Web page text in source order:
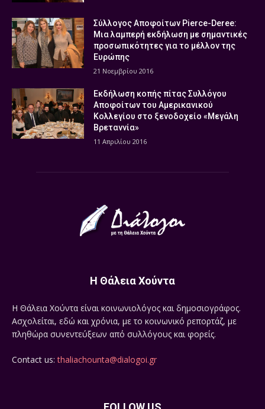
Σύλλογος Αποφοίτων Pierce-Deree:
Μια λαμπερή εκδήλωση με σημαντικές
προσωπικότητες για το μέλλον της
Ευρώπης
21 Νοεμβρίου 2016
Εκδήλωση κοπής πίτας Συλλόγου
Αποφοίτων του Αμερικανικού
Κολλεγίου στο ξενοδοχείο «Μεγάλη
Βρεταννία»
11 Απριλίου 2016
Η Θάλεια Χούντα
Η Θάλεια Χούντα είναι κοινωνιολόγος και δημοσιογράφος.
Ασχολείται, εδώ και χρόνια, με το κοινωνικό ρεπορτάζ, με
πληθώρα συνεντεύξεων από συλλόγους και φορείς.
Contact us:thaliachounta@dialogoi.gr